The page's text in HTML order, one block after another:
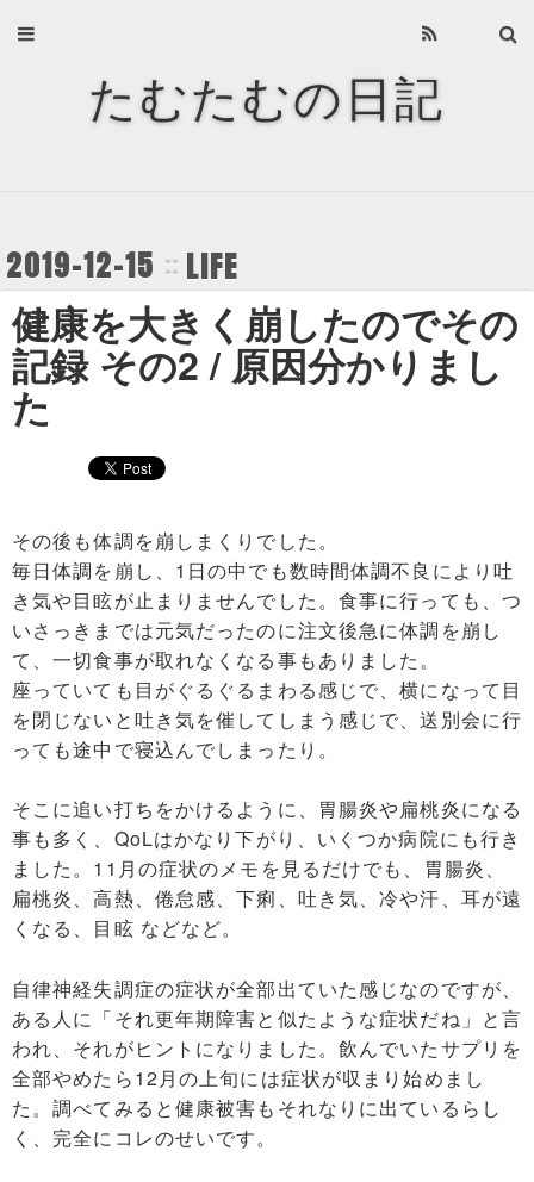
たむたむの日記
2019-12-15 LIFE
健康を大きく崩したのでその
記録 その2 / 原因分かりまし
た
その後も体調を崩しまくりでした。
毎日体調を崩し、1日の中でも数時間体調不良により吐
き気や目眩が止まりませんでした。食事に行っても、つ
いさっきまでは元気だったのに注文後急に体調を崩し
て、一切食事が取れなくなる事もありました。
座っていても目がぐるぐるまわる感じで、横になって目
を閉じないと吐き気を催してしまう感じで、送別会に行
っても途中で寝込んでしまったり。
そこに追い打ちをかけるように、胃腸炎や扁桃炎になる
事も多く、QoLはかなり下がり、いくつか病院にも行き
ました。11月の症状のメモを見るだけでも、胃腸炎、
扁桃炎、高熱、倦怠感、下痢、吐き気、冷や汗、耳が遠
くなる、目眩 などなど。
自律神経失調症の症状が全部出ていた感じなのですが、
ある人に「それ更年期障害と似たような症状だね」と言
われ、それがヒントになりました。飲んでいたサプリを
全部やめたら12月の上旬には症状が収まり始めまし
た。調べてみると健康被害もそれなりに出ているらし
く、完全にコレのせいです。
Home
About
Recents
Categories
Tag Cloud